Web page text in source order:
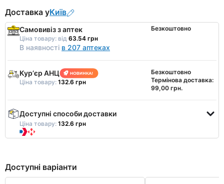
Доставка уКиїв
Самовивіз з аптек
Ціна товару: від 63.54 грн
В наявності в 207 аптеках
Безкоштовно
Курʼєр АНЦ
Ціна товару: 132.6 грн
Безкоштовно
Термінова доставка:
99,00 грн.
Доступні способи доставки
Ціна товару: 132.6 грн
Доступні варіанти